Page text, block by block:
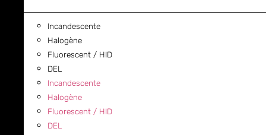
Incandescente
Halogène
Fluorescent / HID
DEL
Incandescente
Halogène
Fluorescent / HID
DEL